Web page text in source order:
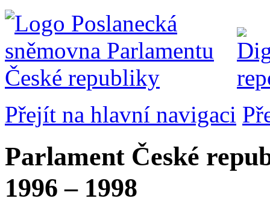
Přejít na hlavní navigaci
Parlament České
1996 – 1998